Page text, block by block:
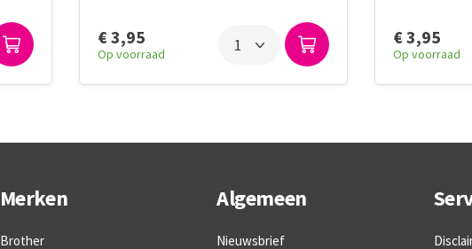
€ 3,95
Op voorraad
€ 3,95
Op voorraad
Merken
Brother
Algemeen
Nieuwsbrief